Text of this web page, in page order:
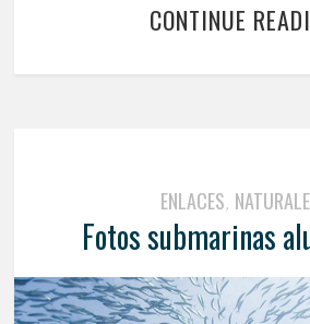
CONTINUE
ENLACES,
Fotos submarinas